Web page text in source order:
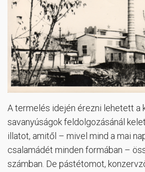
A termelés idején érezni lehetett a
savanyúságok feldolgozásánál
illatot, amitől – mivel mind a mai
csalamádét minden formában –
számban. De pástétomot,